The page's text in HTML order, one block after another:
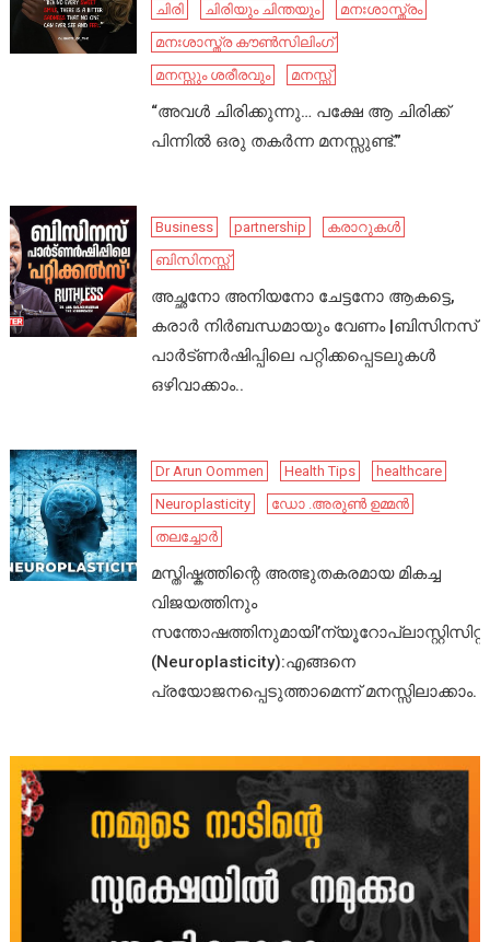
ചിരി
ചിരിയും ചിന്തയും
മനഃശാസ്ത്രം
മനഃശാസ്ത്ര കൗൺസിലിംഗ്
മനസ്സും ശരീരവും
മനസ്സ്
“അവൾ ചിരിക്കുന്നു… പക്ഷേ ആ ചിരിക്ക്
പിന്നിൽ ഒരു തകർന്ന മനസ്സുണ്ട്.”
Business partnership
കരാറുകൾ
ബിസിനസ്സ്
അച്ഛനോ അനിയനോ ചേട്ടനോ ആകട്ടെ,
കരാർ നിർബന്ധമായും വേണം |ബിസിനസ്
പാർട്ണർഷിപ്പിലെ പറ്റിക്കപ്പെടലുകൾ
ഒഴിവാക്കാം..
Dr Arun Oommen Health Tips
healthcare
Neuroplasticity
ഡോ .അരുൺ ഉമ്മൻ
തലച്ചോർ
മസ്തിഷ്കത്തിന്റെ അത്ഭുതകരമായ മികച്ച
വിജയത്തിനും
സന്തോഷത്തിനുമായി’ന്യൂറോപ്ലാസ്റ്റിസിറ്റി’
(Neuroplasticity):എങ്ങനെ
പ്രയോജനപ്പെടുത്താമെന്ന് മനസ്സിലാക്കാം.